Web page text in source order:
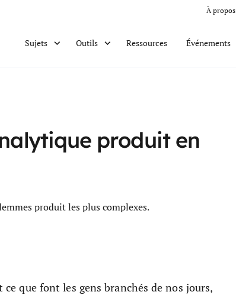
À propos
Sujets Outils Ressources Événements
produit en
produit les plus complexes.
que font les gens branchés de nos jours,